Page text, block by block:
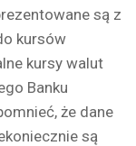
są z
kursów
kursy walut
Banku
że dane
są